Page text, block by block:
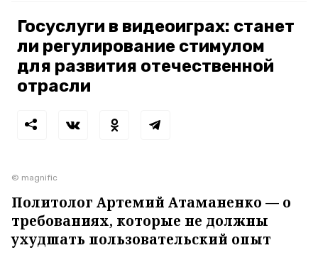
Госуслуги в видеоиграх: станет
ли регулирование стимулом
для развития отечественной
отрасли
© magnific
Политолог Артемий Атаманенко — о
требованиях, которые не должны
ухудшать пользовательский опыт